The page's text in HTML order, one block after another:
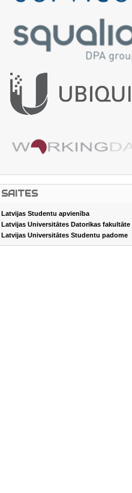
SAITES
Latvijas Studentu apvienība
Latvijas Universitātes Datorikas fakultāte
Latvijas Universitātes Studentu padome